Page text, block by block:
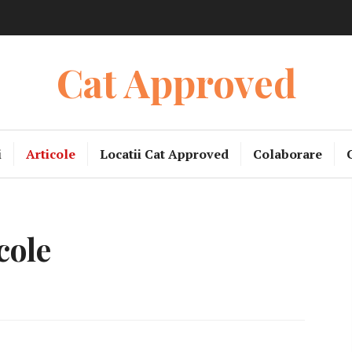
Cat Approved
Articole Locatii Cat Approved Colaborare